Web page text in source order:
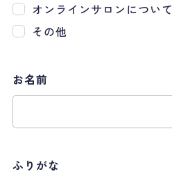
オンラインサロンについて
その他
お名前
ふりがな